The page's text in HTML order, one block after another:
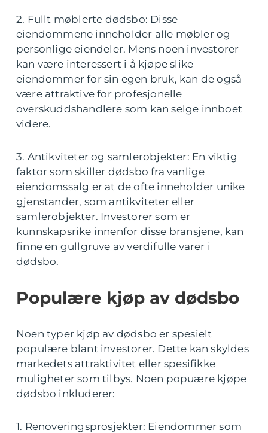
2. Fullt møblerte dødsbo: Disse
eiendommene inneholder alle møbler og
personlige eiendeler. Mens noen investorer
kan være interessert i å kjøpe slike
eiendommer for sin egen bruk, kan de også
være attraktive for profesjonelle
overskuddshandlere som kan selge innboet
videre.
3. Antikviteter og samlerobjekter: En viktig
faktor som skiller dødsbo fra vanlige
eiendomssalg er at de ofte inneholder unike
gjenstander, som antikviteter eller
samlerobjekter. Investorer som er
kunnskapsrike innenfor disse bransjene, kan
finne en gullgruve av verdifulle varer i
dødsbo.
Populære kjøp av dødsbo
Noen typer kjøp av dødsbo er spesielt
populære blant investorer. Dette kan skyldes
markedets attraktivitet eller spesifikke
muligheter som tilbys. Noen popuære kjøpe
dødsbo inkluderer:
1. Renoveringsprosjekter: Eiendommer som